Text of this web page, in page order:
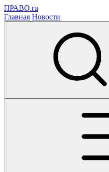
ПРАВО.ru
Главная Новости